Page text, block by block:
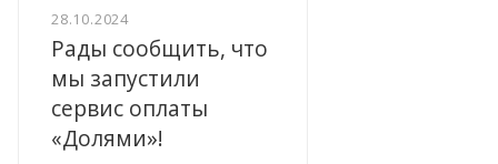
28.10.2024
Рады сообщить, что
мы запустили
сервис оплаты
«Долями»!